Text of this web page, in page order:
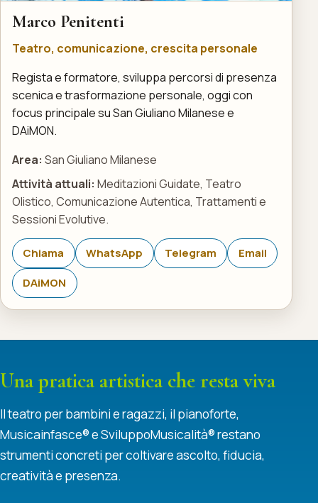
Marco Penitenti
Teatro, comunicazione, crescita personale
Regista e formatore, sviluppa percorsi di presenza
scenica e trasformazione personale, oggi con
focus principale su San Giuliano Milanese e
DAiMON.
Area: San Giuliano Milanese
Attività attuali: Meditazioni Guidate, Teatro
Olistico, Comunicazione Autentica, Trattamenti e
Sessioni Evolutive.
Chiama WhatsApp Telegram
Email
DAiMON
Una pratica artistica che resta viva
Il teatro per bambini e ragazzi, il pianoforte,
Musicainfasce® e SviluppoMusicalità® restano
strumenti concreti per coltivare ascolto, fiducia,
creatività e presenza.